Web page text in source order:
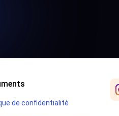
les
populaires
populaire et
d’appliquer
de confidentialité